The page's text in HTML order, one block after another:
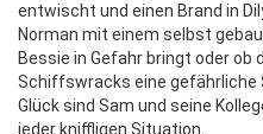
entwischt und einen Brand in
Norman mit einem selbst
Bessie in Gefahr bringt oder ob
Schiffswracks eine
Glück sind Sam und seine
jeder kniffligen Situation.